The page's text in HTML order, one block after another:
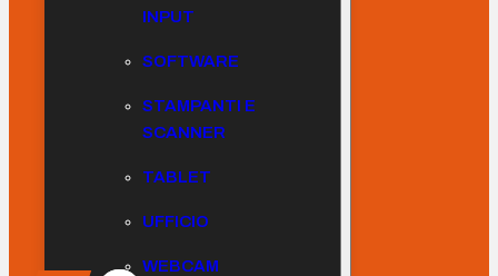
INPUT
SOFTWARE
STAMPANTI E
SCANNER
TABLET
UFFICIO
WEBCAM